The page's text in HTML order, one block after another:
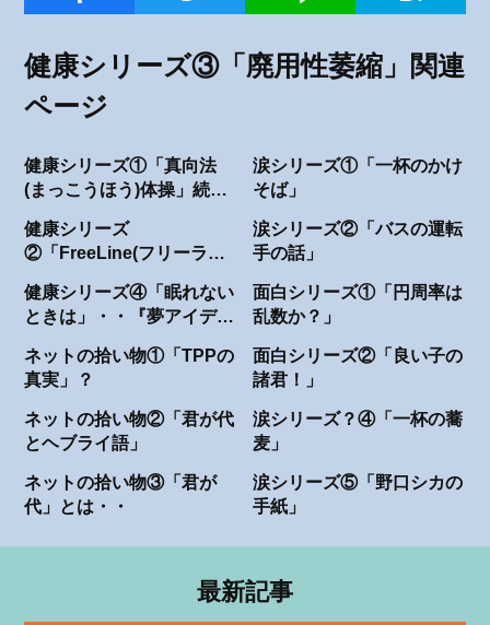
健康シリーズ③「廃用性萎縮」関連
ページ
健康シリーズ①「真向法
(まっこうほう)体操」続け
涙シリーズ①「一杯のかけ
そば」
健康シリーズ
②「FreeLine(フリーライ
涙シリーズ②「バスの運転
手の話」
健康シリーズ④「眠れない
ときは」・・『夢アイデ
面白シリーズ①「円周率は
乱数か？」
ネットの拾い物①「TPPの
真実」？
面白シリーズ②「良い子の
諸君！」
ネットの拾い物②「君が代
とヘブライ語」
涙シリーズ？④「一杯の蕎
麦」
ネットの拾い物③「君が
代」とは・・
涙シリーズ⑤「野口シカの
手紙」
最新記事